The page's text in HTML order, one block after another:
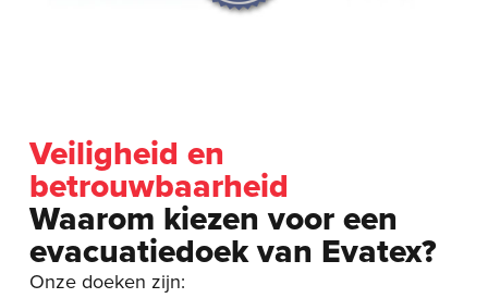
Veiligheid en
betrouwbaarheid
Waarom kiezen voor een
evacuatiedoek van Evatex?
Onze doeken zijn: